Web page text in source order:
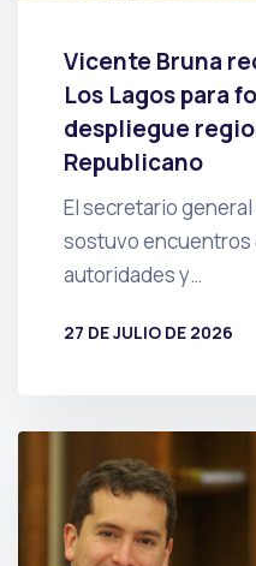
Vicente Bruna
Los Lagos para
despliegue
Republicano
El secretario
sostuvo encuentros
autoridades y…
27 DE JULIO DE 2026